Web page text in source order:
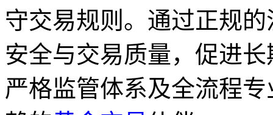
守交易规则。通过正规
安全与交易质量，促进
严格监管体系及全流程